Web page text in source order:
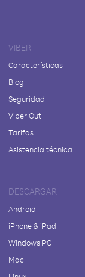
VIBER
Características
Blog
Seguridad
Viber Out
Tarifas
Asistencia técnica
DESCARGAR
Android
iPhone & iPad
Windows PC
Mac